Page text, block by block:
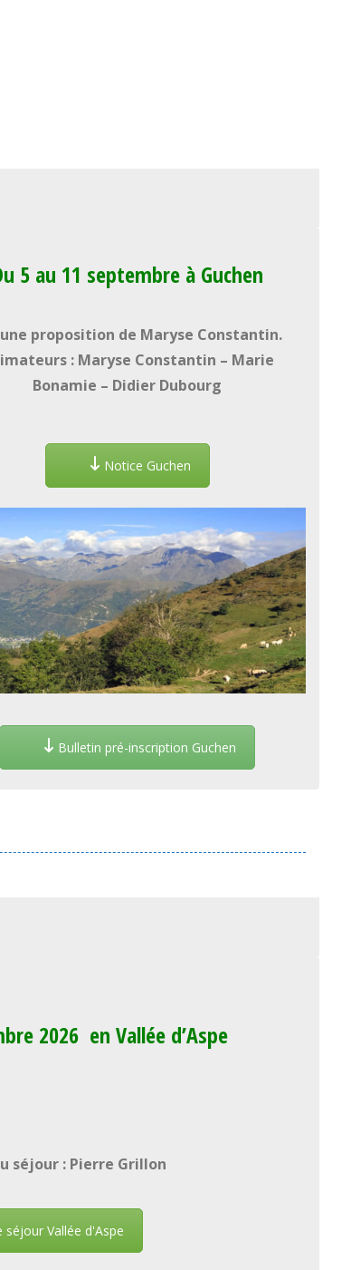
5 au 11 septembre à Guchen
proposition de Maryse Constantin.
: Maryse Constantin – Marie
Bonamie – Didier Dubourg
Notice Guchen
Bulletin pré-inscription Guchen
2026 en Vallée d’Aspe
séjour : Pierre Grillon
séjour Vallée d'Aspe